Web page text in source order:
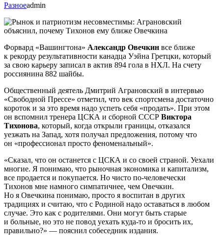
Разноеadmin
Форвард «Вашингтона» Александр Овечкин все ближе
к рекорду результативности канадца Уэйна Гретцки, который
за свою карьеру записал в актив 894 гола в НХЛ. На счету
россиянина 882 шайбы.
Общественный деятель Дмитрий Аграновский в интервью
«Свободной Прессе» отметил, что век спортсмена достаточно
короток и за это время надо успеть себя «продать». При этом
он вспомнил тренера ЦСКА и сборной СССР Виктора
Тихонова, который, когда открыли границы, отказался
уезжать на Запад, хотя получал предложения, потому что
он «профессионал просто феноменальный».
«Сказал, что он останется с ЦСКА и со своей страной. Уехали
многие. Я понимаю, что рыночная экономика и капитализм,
все продается и покупается. Но чисто по-человечески
Тихонов мне намного симпатичнее, чем Овечкин.
Но я Овечкина понимаю, просто я воспитан в других
традициях и считаю, что с Родиной надо оставаться в любом
случае. Это как с родителями. Они могут быть старые
и больные, но это не повод уехать куда-то и бросить их,
правильно?» — пояснил собеседник издания.